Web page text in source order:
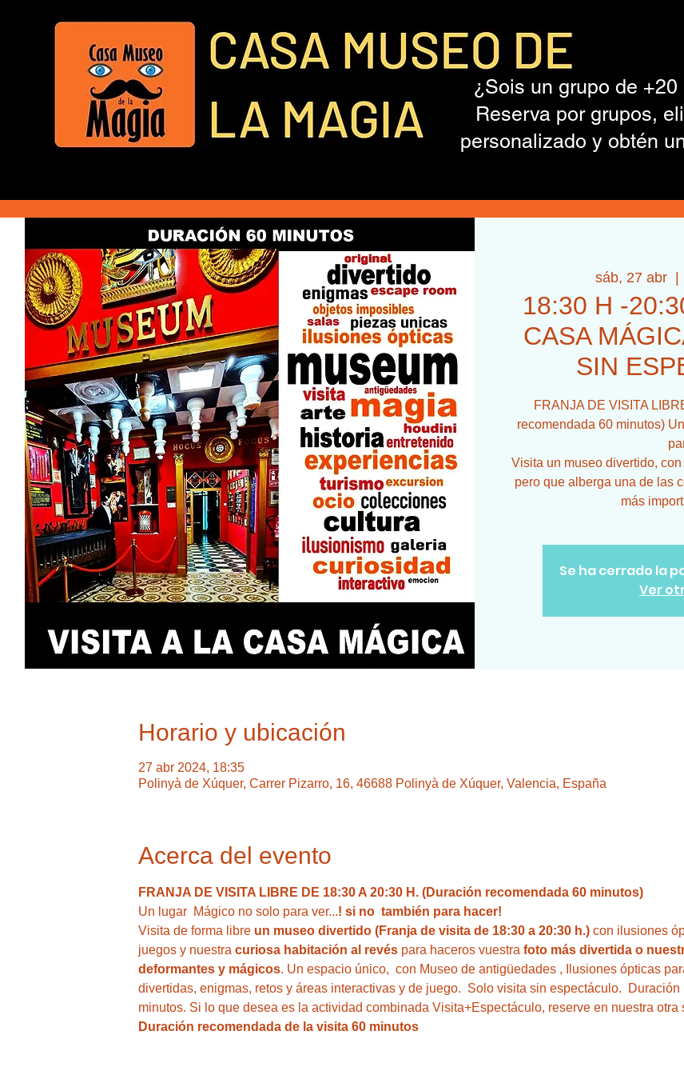
¿Sois un grupo de +20
Reserva por grupos,
personalizado y obtén
sáb, 27 abr
18:30 H -
CASA
SIN
FRANJA DE VISITA
recomendada 60 minutos)
Visita un museo divertido,
pero que alberga una de las
más
Se ha cerrado la
Ver
Horario y ubicación
27 abr 2024, 18:35
Polinyà de Xúquer, Carrer Pizarro, 16, 46688 Polinyà de Xúquer, Valencia, España
Acerca del evento
FRANJA DE VISITA LIBRE DE 18:30 A 20:30 H. (Duración recomendada 60 minutos)
Un lugar  Mágico no solo para ver...! si no  también para hacer!
Visita de forma libre un museo divertido (Franja de visita de 18:30 a 20:30 h.) con ilusiones
juegos y nuestra curiosa habitación al revés para haceros vuestra foto más divertida o
deformantes y mágicos. Un espacio único,  con Museo de antigüedades , Ilusiones ópticas
divertidas, enigmas, retos y áreas interactivas y de juego.  Solo visita sin espectáculo.
minutos. Si lo que desea es la actividad combinada Visita+Espectáculo, reserve en nuestra otra
Duración recomendada de la visita 60 minutos